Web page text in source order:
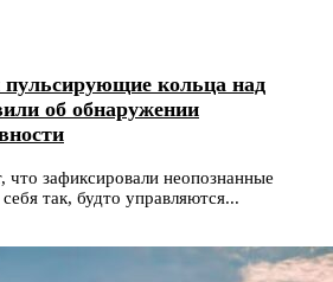
пульсирующие кольца над
об обнаружении
зафиксировали неопознанные
так, будто управляются...